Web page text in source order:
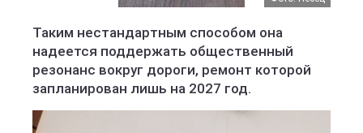
Таким нестандартным способом она
надеется поддержать общественный
резонанс вокруг дороги, ремонт которой
запланирован лишь на 2027 год.